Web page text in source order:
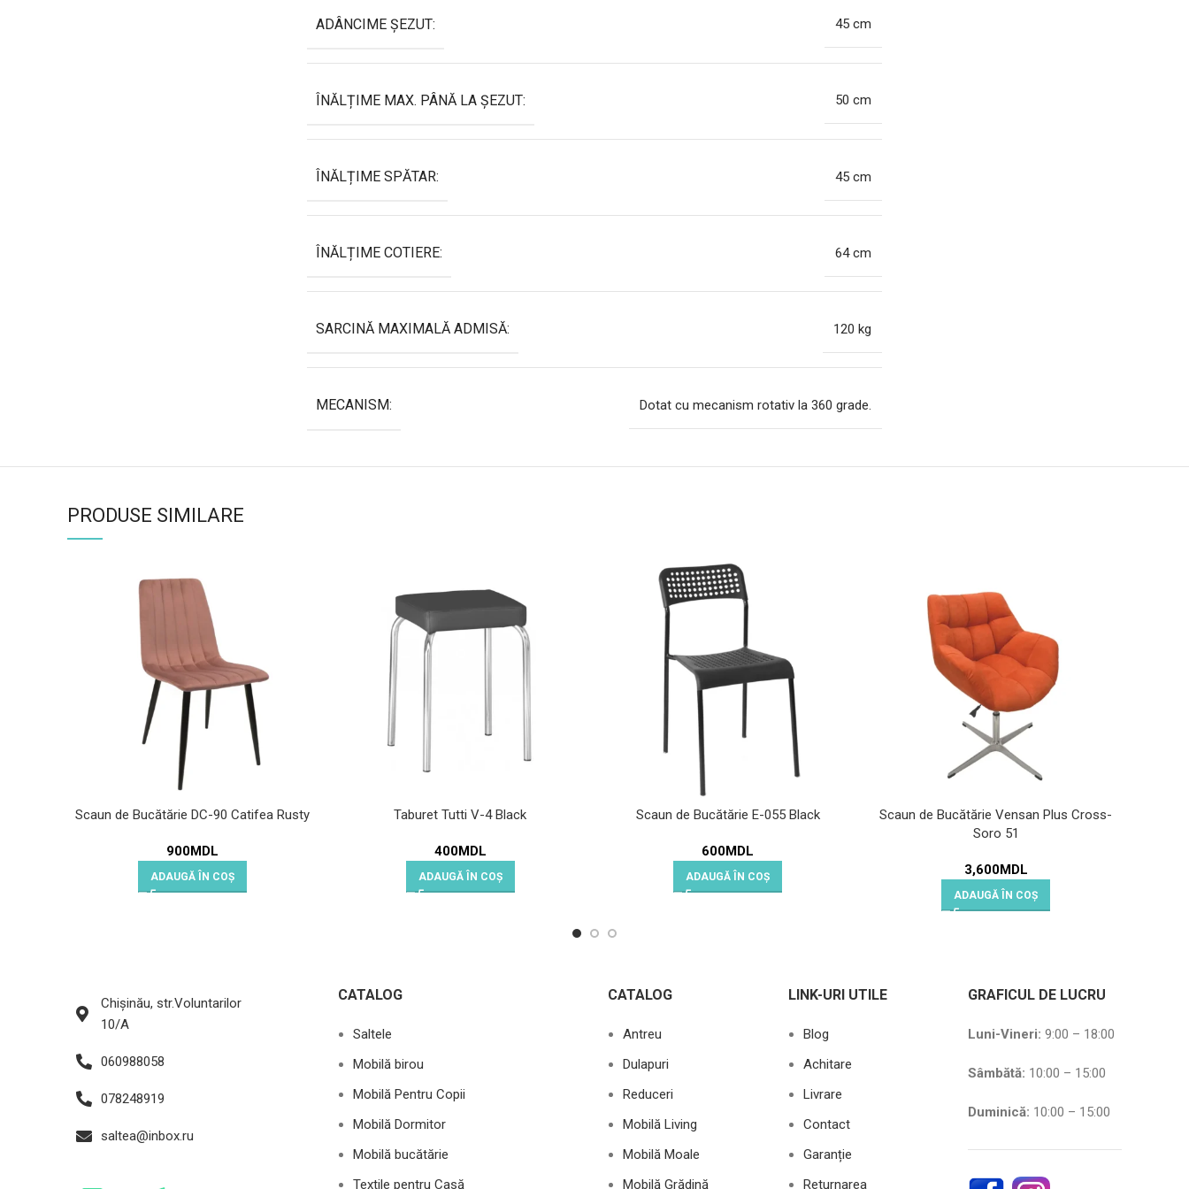
ADÂNCIME ȘEZUT: 45 cm
ÎNĂLȚIME MAX. PÂNĂ LA ȘEZUT: 50 cm
ÎNĂLȚIME SPĂTAR: 45 cm
ÎNĂLȚIME COTIERE: 64 cm
SARCINĂ MAXIMALĂ ADMISĂ: 120 kg
MECANISM: Dotat cu mecanism rotativ la 360 grade.
PRODUSE SIMILARE
Scaun de Bucătărie DC-90 Catifea Rusty
900MDL
ADAUGĂ ÎN COȘ
Taburet Tutti V-4 Black
400MDL
ADAUGĂ ÎN COȘ
Scaun de Bucătărie E-055 Black
600MDL
ADAUGĂ ÎN COȘ
Scaun de Bucătărie Vensan Plus Cross-
Soro 51
3,600MDL
ADAUGĂ ÎN COȘ
Chișinău, str.Voluntarilor
10/A
060988058
078248919
saltea@inbox.ru
CATALOG
Saltele
Mobilă birou
Mobilă Pentru Copii
Mobilă Dormitor
Mobilă bucătărie
Textile pentru Casă
CATALOG
Antreu
Dulapuri
Reduceri
Mobilă Living
Mobilă Moale
Mobilă Grădină
LINK-URI UTILE
Blog
Achitare
Livrare
Contact
Garanție
Returnarea
GRAFICUL DE LUCRU
Luni-Vineri: 9:00 – 18:00
Sâmbătă: 10:00 – 15:00
Duminică: 10:00 – 15:00